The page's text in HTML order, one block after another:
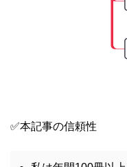
✅本記事の信頼性